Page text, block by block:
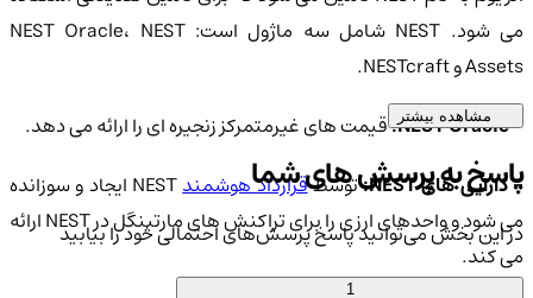
می شود. NEST شامل سه ماژول است: NEST Oracle، NEST
Assets و NESTcraft.
- NEST Oracle:
قیمت های غیرمتمرکز زنجیره ای را ارائه می دهد.
- دارایی های NEST:
توسطقرارداد هوشمند
NEST ایجاد و سوزانده
می شود و واحدهای ارزی را برای تراکنش های مارتینگل در NEST ارائه
می کند.
مشاهده بیشتر
پاسخ به پرسش های شما
در این بخش می‌توانید پاسخ پرسش‌های احتمالی خود را بیابید